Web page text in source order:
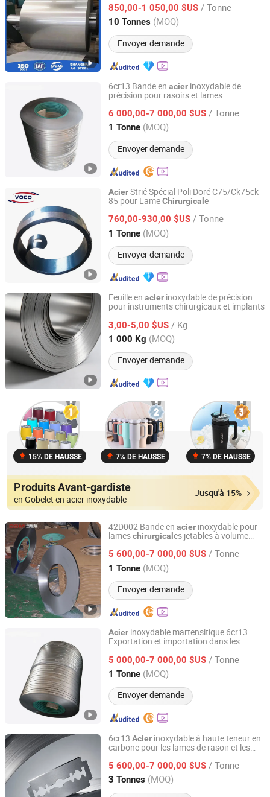
850,00-1 050,00 $US / Tonne
10 Tonnes (MOQ)
Envoyer demande
Shanghai, China Depuis 2025
6cr13 Bande en acier inoxydable de
précision pour rasoirs et lames
6 000,00-7 000,00 $US / Tonne
1 Tonne (MOQ)
Envoyer demande
SHANXI DISIMAN SPECIAL METAL TECHNOLOGY CO.,
LTD.
Shanxi, China Depuis 2018
AcierStrié Spécial Poli Doré C75/Ck75ck
85 pour LameChirurgical e
760,00-930,00 $US / Tonne
1 Tonne (MOQ)
Envoyer demande
JIANGXI VOCO INDUSTRIAL AND TRADE CO., LTD.
Jiangxi, China Depuis 2022
Feuille en acier inoxydable de précision
pour instruments chirurgicaux et implants
3,00-5,00 $US / Kg
1 000 Kg (MOQ)
Envoyer demande
Shanghai Xudeng Industrial Co., Ltd
Shanghai, China Depuis 2025
15% DE HAUSSE 7% DE HAUSSE 7% DE HAUSSE
Produits Avant-gardiste
en Gobelet en acier inoxydable
Jusqu'à 15%
42D002 Bande en acier inoxydable pour
lameschirurgical es jetables à volume
5 600,00-7 000,00 $US / Tonne
1 Tonne (MOQ)
Envoyer demande
SHANXI DISIMAN SPECIAL METAL TECHNOLOGY CO.,
LTD.
Shanxi, China Depuis 2018
Acier inoxydable martensitique 6cr13
Exportation et importation dans les
5 000,00-7 000,00 $US / Tonne
1 Tonne (MOQ)
Envoyer demande
SHANXI DISIMAN SPECIAL METAL TECHNOLOGY CO.,
Shanxi, China
6cr13 Acier inoxydable à haute teneur en
carbone pour les lames de rasoir et les
5 600,00-7 000,00 $US / Tonne
3 Tonnes (MOQ)
SHANXI DISIMAN SPECIAL METAL TECHNOLOGY CO.,
LTD.
Shanxi, China Depuis 2018